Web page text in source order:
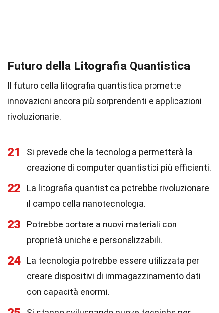
Futuro della Litografia Quantistica
Il futuro della litografia quantistica promette
innovazioni ancora più sorprendenti e applicazioni
rivoluzionarie.
21
Si prevede che la tecnologia permetterà la
creazione di computer quantistici più efficienti.
22
La litografia quantistica potrebbe rivoluzionare
il campo della nanotecnologia.
23
Potrebbe portare a nuovi materiali con
proprietà uniche e personalizzabili.
24
La tecnologia potrebbe essere utilizzata per
creare dispositivi di immagazzinamento dati
con capacità enormi.